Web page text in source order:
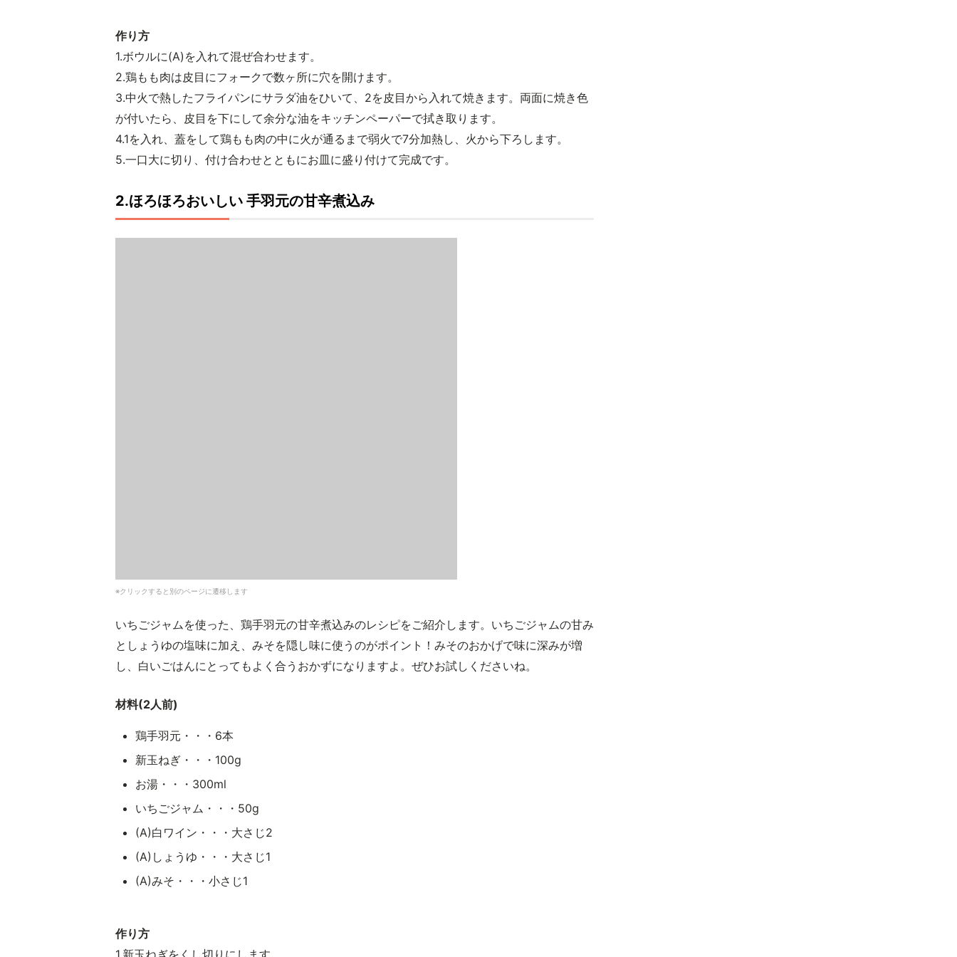
作り方
1.ボウルに(A)を入れて混ぜ合わせます。
2.鶏もも肉は皮目にフォークで数ヶ所に穴を開けます。
3.中火で熱したフライパンにサラダ油をひいて、2を皮目から入れて焼きます。両面に焼き色
が付いたら、皮目を下にして余分な油をキッチンペーパーで拭き取ります。
4.1を入れ、蓋をして鶏もも肉の中に火が通るまで弱火で7分加熱し、火から下ろします。
5.一口大に切り、付け合わせとともにお皿に盛り付けて完成です。
2.ほろほろおいしい 手羽元の甘辛煮込み
※クリックすると別のページに遷移します
いちごジャムを使った、鶏手羽元の甘辛煮込みのレシピをご紹介します。いちごジャムの甘み
としょうゆの塩味に加え、みそを隠し味に使うのがポイント！みそのおかげで味に深みが増
し、白いごはんにとってもよく合うおかずになりますよ。ぜひお試しくださいね。
材料(2人前)
鶏手羽元・・・6本
新玉ねぎ・・・100g
お湯・・・300ml
いちごジャム・・・50g
(A)白ワイン・・・大さじ2
(A)しょうゆ・・・大さじ1
(A)みそ・・・小さじ1
作り方
1.新玉ねぎをくし切りにします。